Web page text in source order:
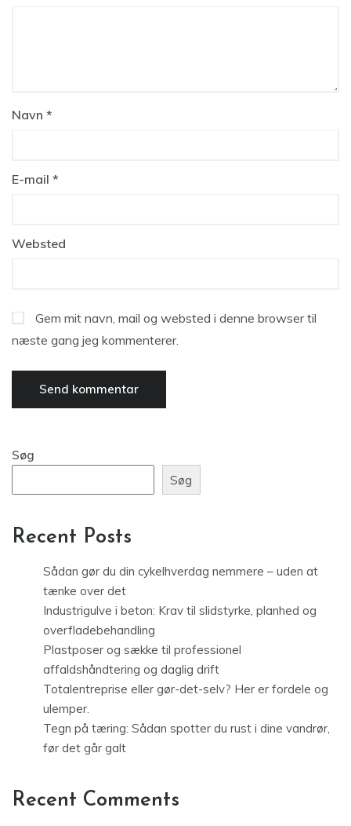
Navn *
E-mail *
Websted
Gem mit navn, mail og websted i denne browser til
næste gang jeg kommenterer.
Søg
Søg
Recent Posts
Sådan gør du din cykelhverdag nemmere – uden at
tænke over det
Industrigulve i beton: Krav til slidstyrke, planhed og
overfladebehandling
Plastposer og sække til professionel
affaldshåndtering og daglig drift
Totalentreprise eller gør-det-selv? Her er fordele og
ulemper.
Tegn på tæring: Sådan spotter du rust i dine vandrør,
før det går galt
Recent Comments